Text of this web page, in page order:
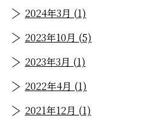
2024年3月 (1)
2023年10月 (5)
2023年3月 (1)
2022年4月 (1)
2021年12月 (1)